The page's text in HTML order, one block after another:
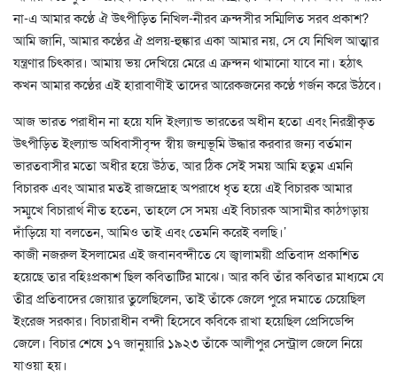
না-এ আমার কণ্ঠে ঐ উৎপীড়িত নিখিল-নীরব ক্রন্দসীর সম্মিলিত সরব প্রকাশ?
আমি জানি, আমার কণ্ঠের ঐ প্রলয়-হুঙ্কার একা আমার নয়, সে যে নিখিল আত্মার
যন্ত্রণার চিৎকার। আমায় ভয় দেখিয়ে মেরে এ ক্রন্দন থামানো যাবে না। হঠাৎ
কখন আমার কণ্ঠের এই হারাবাণীই তাদের আরেকজনের কণ্ঠে গর্জন করে উঠবে।
আজ ভারত পরাধীন না হয়ে যদি ইংল্যান্ড ভারতের অধীন হতো এবং নিরস্ত্রীকৃত
উৎপীড়িত ইংল্যান্ড অধিবাসীবৃন্দ স্বীয় জন্মভূমি উদ্ধার করবার জন্য বর্তমান
ভারতবাসীর মতো অধীর হয়ে উঠত, আর ঠিক সেই সময় আমি হতুম এমনি
বিচারক এবং আমার মতই রাজদ্রোহ অপরাধে ধৃত হয়ে এই বিচারক আমার
সম্মুখে বিচারার্থ নীত হতেন, তাহলে সে সময় এই বিচারক আসামীর কাঠগড়ায়
দাঁড়িয়ে যা বলতেন, আমিও তাই এবং তেমনি করেই বলছি।’
কাজী নজরুল ইসলামের এই জবানবন্দীতে যে জ্বালাময়ী প্রতিবাদ প্রকাশিত
হয়েছে তার বহিঃপ্রকাশ ছিল কবিতাটির মাঝে। আর কবি তাঁর কবিতার মাধ্যমে যে
তীব্র প্রতিবাদের জোয়ার তুলেছিলেন, তাই তাঁকে জেলে পুরে দমাতে চেয়েছিল
ইংরেজ সরকার। বিচারাধীন বন্দী হিসেবে কবিকে রাখা হয়েছিল প্রেসিডেন্সি
জেলে। বিচার শেষে ১৭ জানুয়ারি ১৯২৩ তাঁকে আলীপুর সেন্ট্রাল জেলে নিয়ে
যাওয়া হয়।